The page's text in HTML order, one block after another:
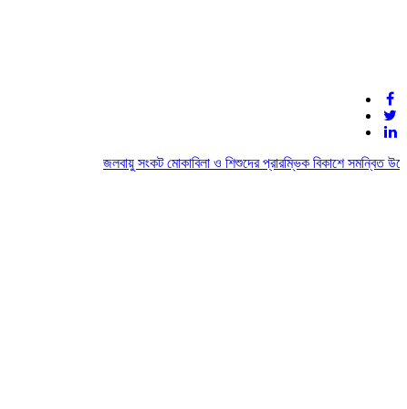
জলবায়ু সংকট মোকাবিলা ও শিশুদের প্রারম্ভিক বিকাশে সমন্বিত